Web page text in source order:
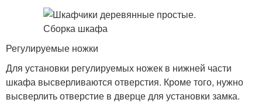
Регулируемые ножки
Для установки регулируемых ножек в нижней части
шкафа высверливаются отверстия. Кроме того, нужно
высверлить отверстие в дверце для установки замка.